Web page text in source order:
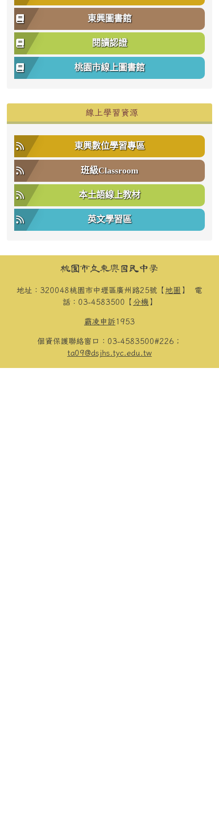
東興圖書館
閱讀認證
桃園市線上圖書館
線上學習資源
東興數位學習專區
班級Classroom
本土語線上教材
英文學習區
頁尾區域內容桃園市立東興國民中學
地址：320048桃園市中壢區廣州路25號【 地圖 】 電
話：03-4583500【 分機 】
霸凌申訴1953
個資保護聯絡窗口：03-4583500#226；
ta09@dsjhs.tyc.edu.tw